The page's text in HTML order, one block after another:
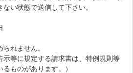
い状態で送信して下さい。
れません。
示等に規定する請求書は、特例規則等
ものがあります。）